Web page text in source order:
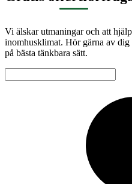
Vi älskar utmaningar och att
inomhusklimat. Hör gärna av
på bästa tänkbara sätt.